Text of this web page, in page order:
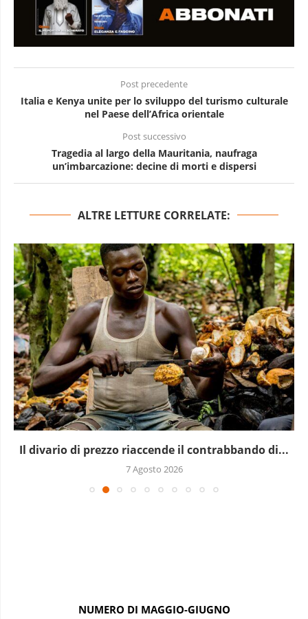
Post precedente
Italia e Kenya unite per lo sviluppo del turismo culturale
nel Paese dell’Africa orientale
Post successivo
Tragedia al largo della Mauritania, naufraga
un’imbarcazione: decine di morti e dispersi
ALTRE LETTURE CORRELATE:
Il divario di prezzo riaccende il contrabbando di...
7 Agosto 2026
NUMERO DI MAGGIO-GIUGNO